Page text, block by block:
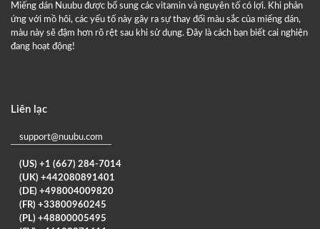
Miếng dán Nuubu được bổ sung các vitamin và nguyên tố có lợi. Khi phản
ứng với mồ hôi, các yếu tố này gây ra sự thay đổi màu sắc của miếng dán,
màu này sẽ đậm hơn rõ rệt sau khi sử dụng. Đây là cách bạn biết cai nghiện
đang hoạt động!
Liên lạc
support@nuubu.com
(US) +1 (667) 284-7014
(UK) +442080891401
(DE) +498004009820
(FR) +33800960245
(PL) +48800005495